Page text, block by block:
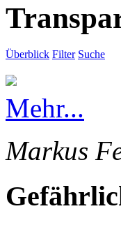
Überblick Filter Suche
Mehr...
Markus